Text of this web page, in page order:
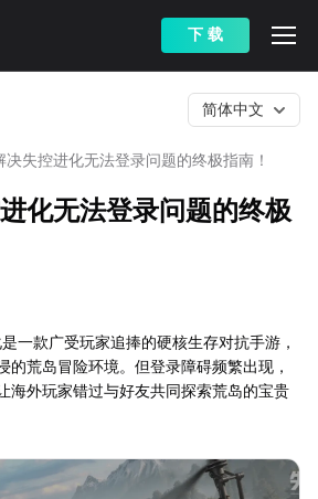
下 载
决失控进化无法登录问题的终极指南！
简体中文
化无法登录问题的终极
一款广受玩家追捧的硬核生存对抗手游，
的荒岛冒险环境。但登录障碍频繁出现，
海外玩家错过与好友共同探索荒岛的宝贵